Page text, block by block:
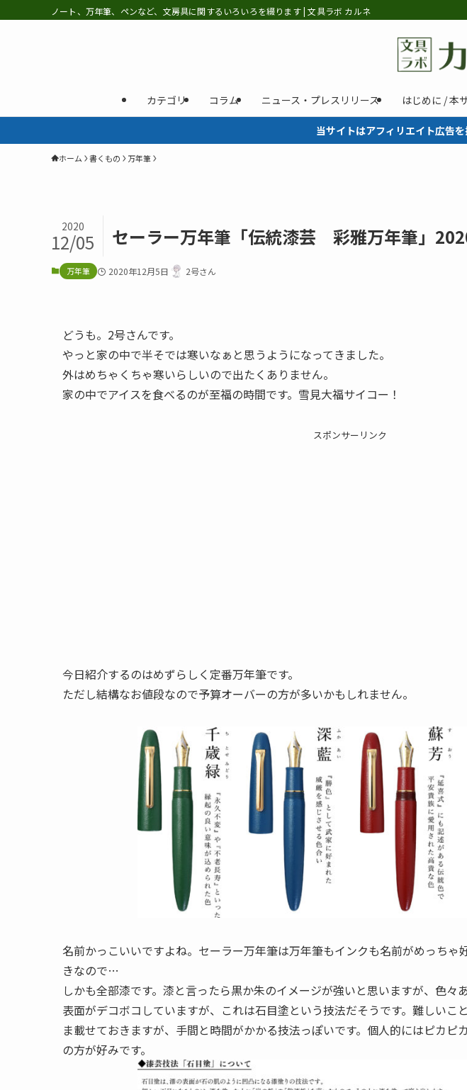
ノート、万年筆、ペンなど、文房具に関するいろいろを綴ります | 文具ラボ カルネ
カテゴリ コラム ニュース・プレスリリース はじめに / 本
当サイトはアフィリエイト広告
ホーム 書くもの 万年筆
セーラー万年筆「伝統漆芸 彩雅万年筆」
2020
12/05
万年筆 2020年12月5日 2号さん
どうも。2号さんです。
やっと家の中で半そでは寒いなぁと思うようになってきました。
外はめちゃくちゃ寒いらしいので出たくありません。
家の中でアイスを食べるのが至福の時間です。雪見大福サイコー！
スポンサーリンク
今日紹介するのはめずらしく定番万年筆です。
ただし結構なお値段なので予算オーバーの方が多いかもしれません。
名前かっこいいですよね。セーラー万年筆は万年筆もインクも名前がめっちゃ
きなので…
しかも全部漆です。漆と言ったら黒か朱のイメージが強いと思いますが、色々
表面がデコボコしていますが、これは石目塗という技法だそうです。難しいこ
ま載せておきますが、手間と時間がかかる技法っぽいです。個人的にはピカピ
の方が好みです。